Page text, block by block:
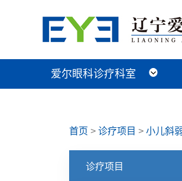
爱尔眼科诊疗科室
近视手术科
视光及小儿眼病科
白内障科
青光眼科
角膜眼表科
整形眼眶科
眼底病科
中医眼科
首页 > 诊疗项目 > 小儿斜
诊疗项目